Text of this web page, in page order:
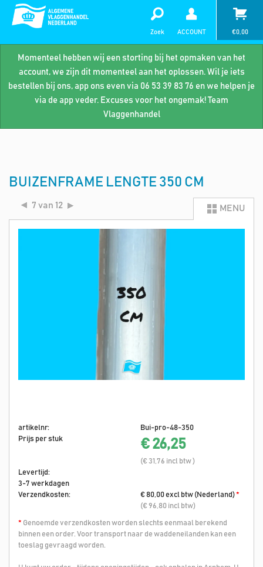
Momenteel hebben wij een storting bij het opmaken van het
account, we zijn dit momenteel aan het oplossen. Wil je iets
bestellen bij ons, app ons even via 06 53 39 83 76 en we helpen je
via de app veder. Excuses voor het ongemak! Team
Vlaggenhandel
Zoek ACCOUNT €0,00
BUIZENFRAME LENGTE 350 CM
7 van 12 MENU
artikelnr:
Bui-pro-48-350
Prijs per stuk
€ 26,25
(€ 31,76 incl btw )
Levertijd:
3-7 werkdagen
Verzendkosten:
€ 80,00 excl btw (Nederland)*
(€ 96,80 incl btw)
* Genoemde verzendkosten worden slechts eenmaal berekend
binnen een order. Voor transport naar de waddeneilanden kan een
toeslag gevraagd worden.